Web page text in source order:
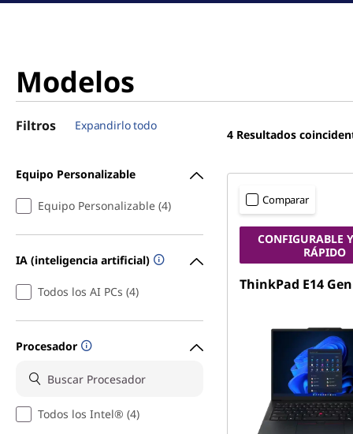
Modelos
Filtros Expandirlo todo
Equipo Personalizable
Equipo Personalizable (4)
IA (inteligencia artificial)
Todos los AI PCs (4)
Procesador
Todos los Intel® (4)
4 Resultados
Comparar
CONFIGURABLE
RÁPIDO
ThinkPad E14